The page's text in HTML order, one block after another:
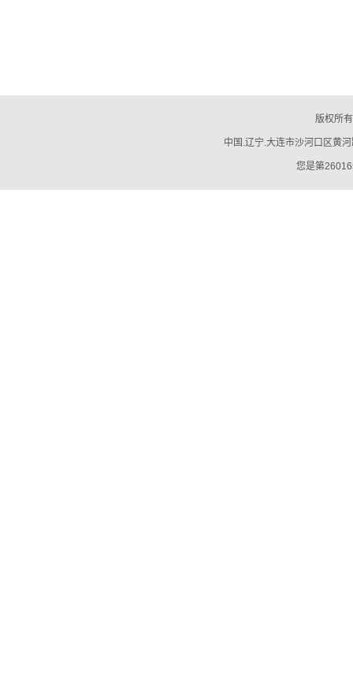
版权所
中国.辽宁.大连市沙河口区黄
您是第